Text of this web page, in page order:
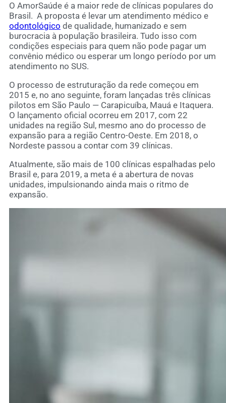
O AmorSaúde é a maior rede de clínicas populares do
Brasil. A proposta é levar um atendimento médico e
odontológico de qualidade, humanizado e sem
burocracia à população brasileira. Tudo isso com
condições especiais para quem não pode pagar um
convênio médico ou esperar um longo período por um
atendimento no SUS.
O processo de estruturação da rede começou em
2015 e, no ano seguinte, foram lançadas três clínicas
pilotos em São Paulo — Carapicuíba, Mauá e Itaquera.
O lançamento oficial ocorreu em 2017, com 22
unidades na região Sul, mesmo ano do processo de
expansão para a região Centro-Oeste. Em 2018, o
Nordeste passou a contar com 39 clínicas.
Atualmente, são mais de 100 clínicas espalhadas pelo
Brasil e, para 2019, a meta é a abertura de novas
unidades, impulsionando ainda mais o ritmo de
expansão.